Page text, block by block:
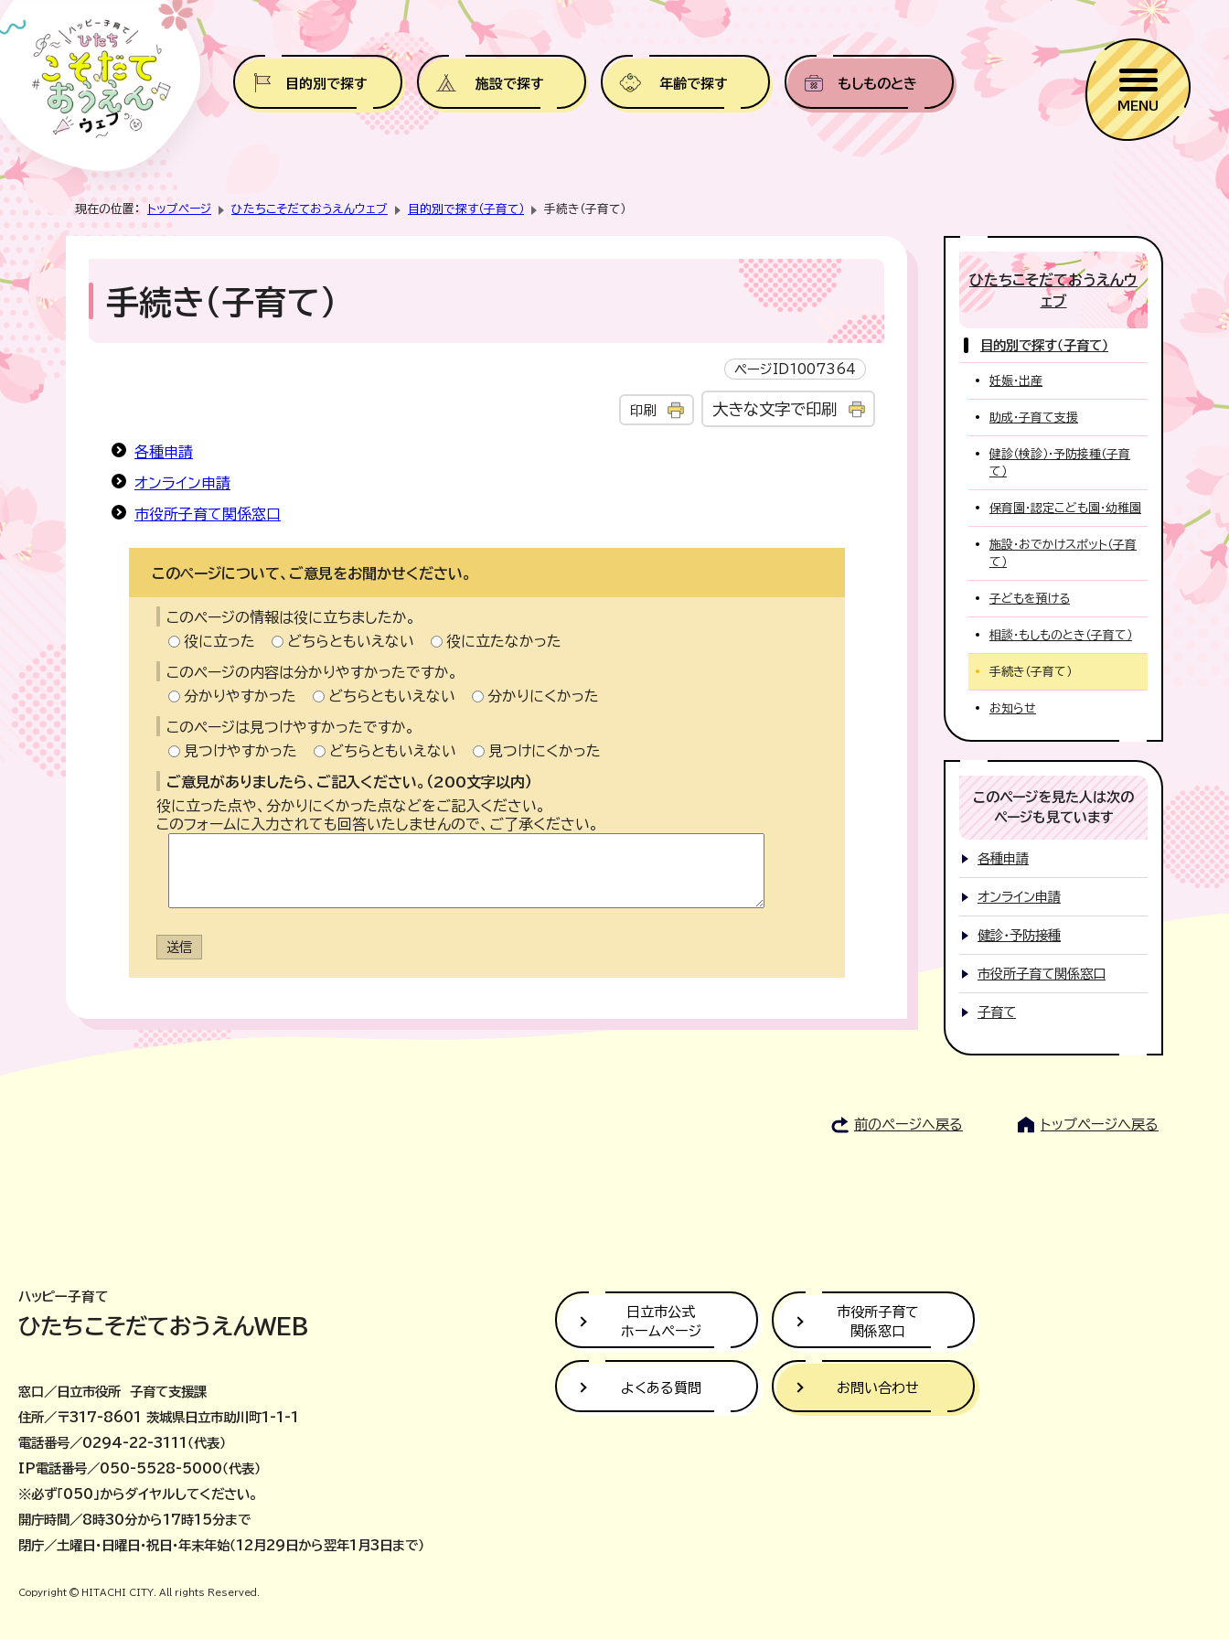
目的別で探す 施設で探す 年齢で探す もしものとき
MENU
現在の位置： トップページ ひたちこそだておうえんウェブ 目的別で探す（子育て） 手続き（子育て）
手続き（子育て）
ページID1007364
印刷 大きな文字で印刷
各種申請
オンライン申請
市役所子育て関係窓口
このページについて、ご意見をお聞かせください。
このページの情報は役に立ちましたか。
役に立った
どちらともいえない 役に立たなかった
このページの内容は分かりやすかったですか。
分かりやすかった
どちらともいえない 分かりにくかった
このページは見つけやすかったですか。
見つけやすかった
どちらともいえない 見つけにくかった
ご意見がありましたら、ご記入ください。（200文字以内）
役に立った点や、分かりにくかった点などをご記入ください。
このフォームに入力されても回答いたしませんので、ご了承ください。
送信
ひたちこそだておうえんウ
ェブ
目的別で探す（子育て）
妊娠・出産
助成・子育て支援
健診（検診）・予防接種（子育
て）
保育園・認定こども園・幼稚園
施設・おでかけスポット（子育
て）
子どもを預ける
相談・もしものとき（子育て）
手続き（子育て）
お知らせ
このページを見た人は次の
ページも見ています
各種申請
オンライン申請
健診・予防接種
市役所子育て関係窓口
子育て
前のページへ戻る トップページへ戻る
ハッピー子育て
ひたちこそだておうえんWEB
窓口／日立市役所 子育て支援課
住所／〒317-8601 茨城県日立市助川町1-1-1
電話番号／0294-22-3111（代表）
IP電話番号／050-5528-5000（代表）
※必ず「050」からダイヤルしてください。
開庁時間／8時30分から17時15分まで
閉庁／土曜日・日曜日・祝日・年末年始（12月29日から翌年1月3日まで）
Copyright © HITACHI CITY. All rights Reserved.
日立市公式
ホームページ
市役所子育て
関係窓口
よくある質問 お問い合わせ